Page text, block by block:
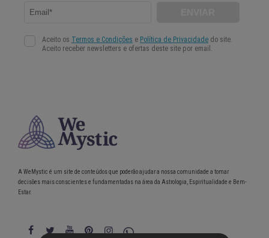
A WeMystic é um site de conteúdos que poderão ajudar a nossa comunidade a tomar
decisões mais conscientes e fundamentadas na área da Astrologia, Espiritualidade e Bem-
Estar.